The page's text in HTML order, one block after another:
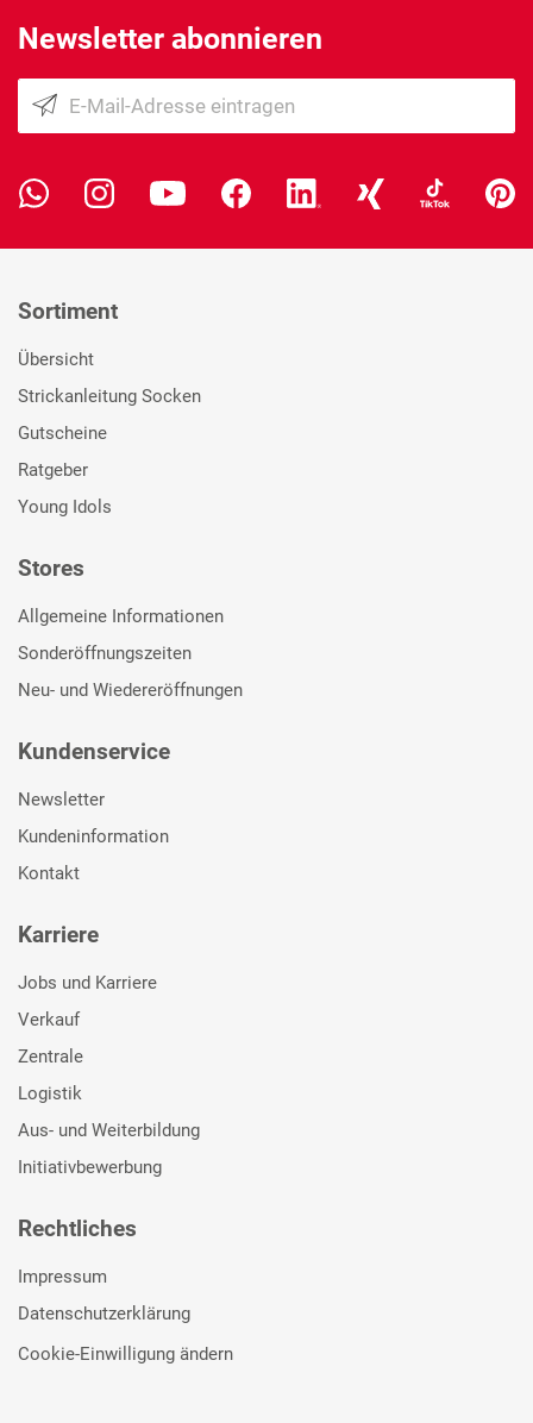
Newsletter abonnieren
Sortiment
Übersicht
Strickanleitung Socken
Gutscheine
Ratgeber
Young Idols
Stores
Allgemeine Informationen
Sonderöffnungszeiten
Neu- und Wiedereröffnungen
Kundenservice
Newsletter
Kundeninformation
Kontakt
Karriere
Jobs und Karriere
Verkauf
Zentrale
Logistik
Aus- und Weiterbildung
Initiativbewerbung
Rechtliches
Impressum
Datenschutzerklärung
Cookie-Einwilligung ändern